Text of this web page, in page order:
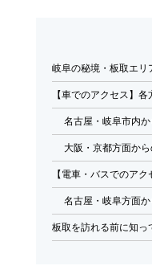
岐阜の秘境・板取エリ
【車でのアクセス】
名古屋・岐阜市内か
大阪・京都方面から
【電車・バスでのア
名古屋・岐阜方面
板取を訪れる前に知っ